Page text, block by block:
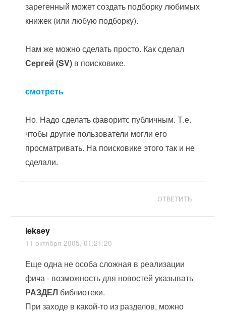
зарегенный может создать подборку любимых
книжек (или любую подборку).
Нам же можно сделать просто. Как сделал
Сергей (SV) в поисковике.
смотреть
Но. Надо сделать фаворитс публичным. Т.е.
чтобы другие пользователи могли его
просматривать. На поисковике этого так и не
сделали.
ОТВЕТИТЬ
leksey
11 октября 2005, 01:21:20
Еще одна не особа сложная в реализации
фича - возможность для новостей указывать
РАЗДЕЛ библиотеки.
При заходе в какой-то из разделов, можно